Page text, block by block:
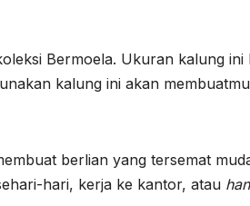
Bermoela. Ukuran kalung ini
kalung ini akan membuatmu
berlian yang tersemat
hari, kerja ke kantor, atau